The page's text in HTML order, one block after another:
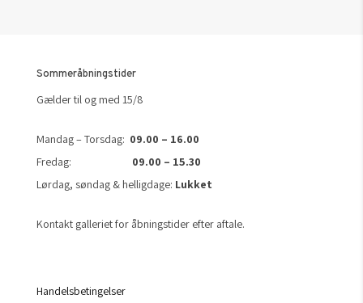
Sommeråbningstider
Gælder til og med 15/8
Mandag – Torsdag: 09.00 – 16.00
Fredag: 09.00 – 15.30
Lørdag, søndag & helligdage: Lukket
Kontakt galleriet for åbningstider efter aftale.
Handelsbetingelser